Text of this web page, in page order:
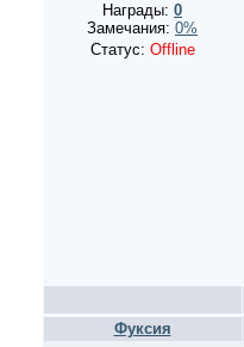
Награды: 0
Замечания: 0%
Статус: Offline
Фуксия